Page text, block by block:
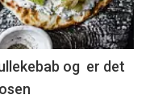
og er det